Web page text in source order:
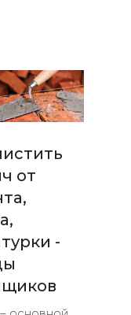
от
-